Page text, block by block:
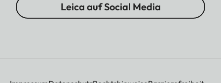
Leica auf Social Media